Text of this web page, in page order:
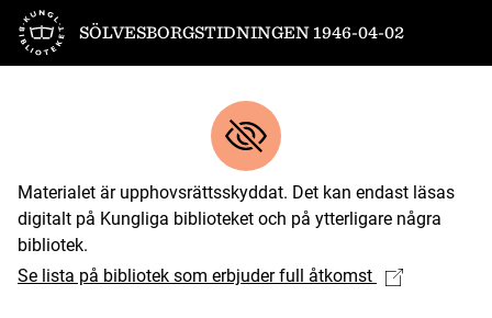
Till startsidan
SÖLVESBORGSTIDNINGEN 1946-04-02
Materialet är upphovsrättsskyddat. Det kan endast läsas
digitalt på Kungliga biblioteket och på ytterligare några
bibliotek.
Se lista på bibliotek som erbjuder full åtkomst